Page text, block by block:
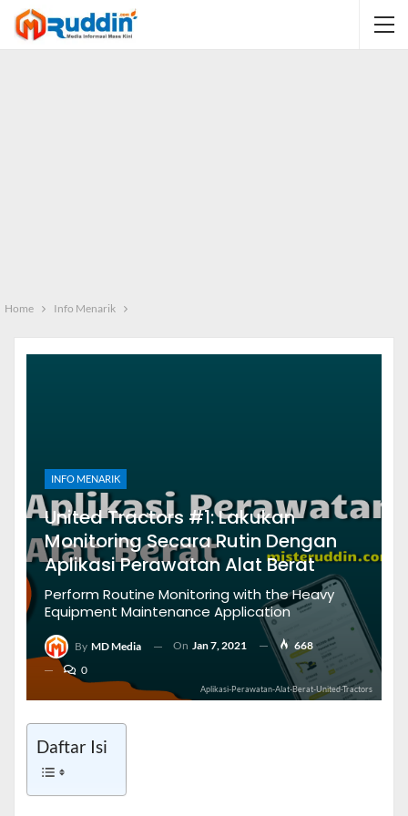
Home Info Menarik
INFO MENARIK
United Tractors #1: Lakukan
Monitoring Secara Rutin Dengan
Aplikasi Perawatan Alat Berat
Perform Routine Monitoring with the Heavy
Equipment Maintenance Application
By MD Media On Jan 7, 2021
668
0
Aplikasi-Perawatan-Alat-Berat-United-Tractors
Daftar Isi